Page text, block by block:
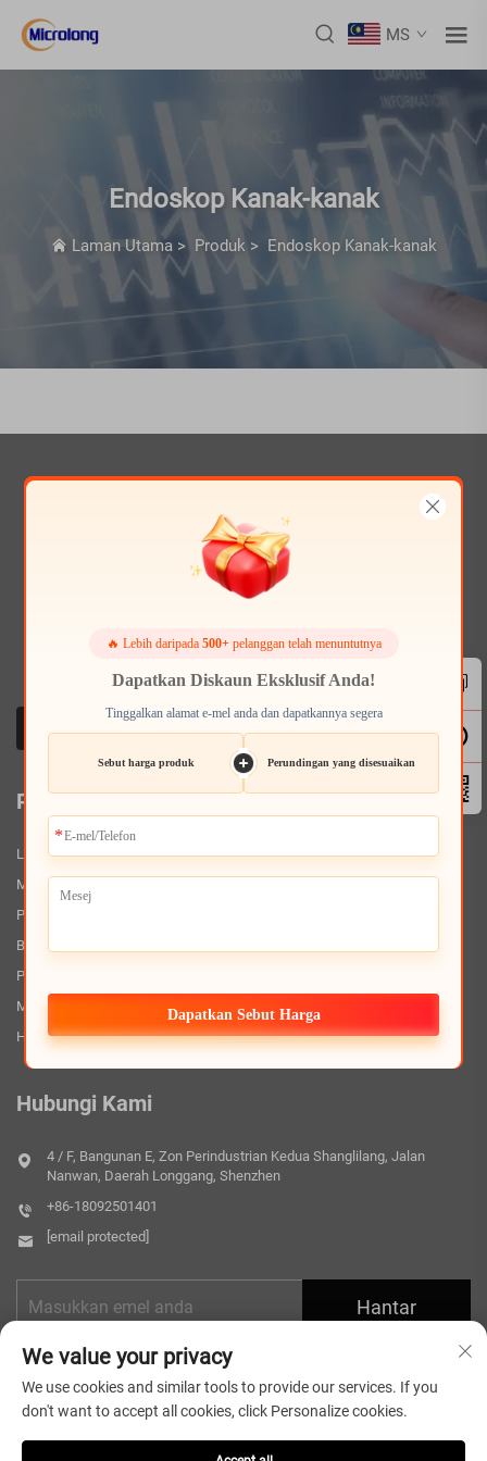
MS
Endoskop Kanak-kanak
Laman Utama > Produk > Endoskop Kanak-kanak
Perkhidmatan Kami
Laman Utama
Mengenai Kami
Produk
Berita
Permohonan
Muat turun
Hubungi Kami
Hubungi Kami
4 / F, Bangunan E, Zon Perindustrian Kedua Shanglilang, Jalan
Nanwan, Daerah Longgang, Shenzhen
+86-18092501401
[email protected]
Hantar
🔥 Lebih daripada 500+pelanggan telah menuntutnya
Dapatkan Diskaun Eksklusif Anda!
Tinggalkan alamat e-mel anda dan dapatkannya segera
Sebut harga produk Perundingan yang disesuaikan
Dapatkan Sebut Harga
We value your privacy
We use cookies and similar tools to provide our services. If you
don't want to accept all cookies, click Personalize cookies.